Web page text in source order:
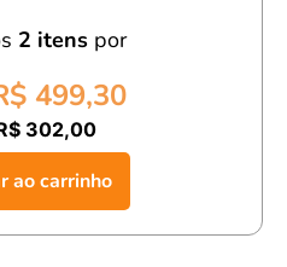
tinturado, com estrutura
manter a pequena aquecida
mais frios.
áfrica verde manga longa,
2 itens por
499,30
302,00
ao carrinho